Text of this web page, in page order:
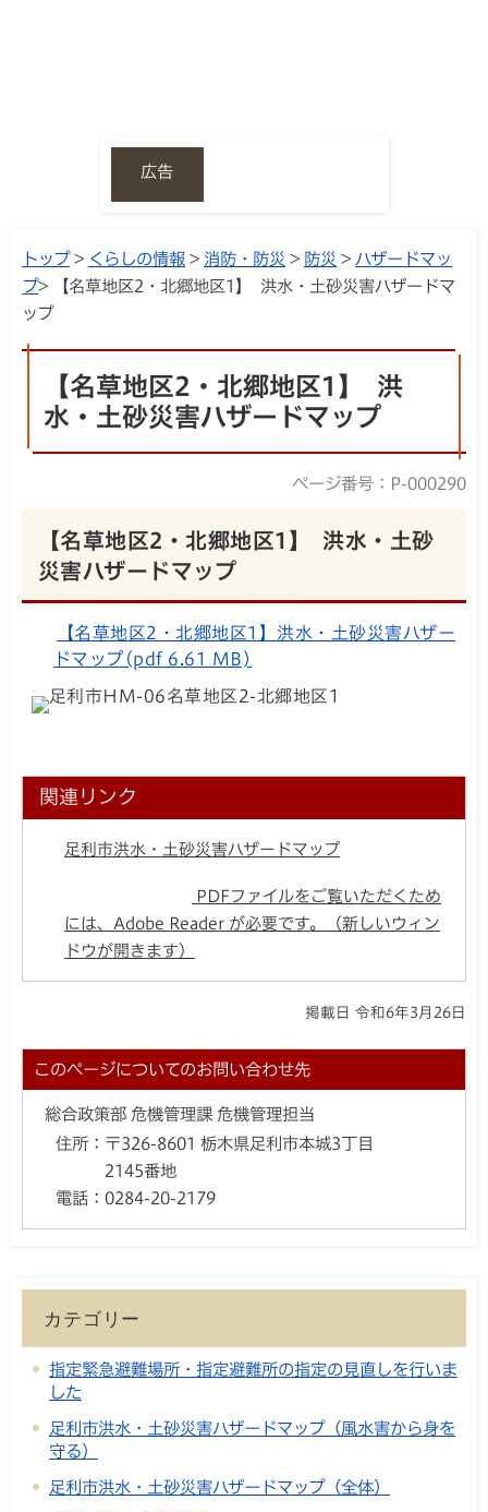
広告
トップ> くらしの情報 > 消防・防災 > 防災 > ハザードマッ
プ> 【名草地区2・北郷地区1】 洪水・土砂災害ハザードマ
ップ
【名草地区2・北郷地区1】 洪
水・土砂災害ハザードマップ
ページ番号：P-000290
【名草地区2・北郷地区1】 洪水・土砂
災害ハザードマップ
【名草地区2・北郷地区1】洪水・土砂災害ハザー
ドマップ(pdf 6.61 MB)
関連リンク
足利市洪水・土砂災害ハザードマップ
PDFファイルをご覧いただくため
には、Adobe Reader が必要です。（新しいウィン
ドウが開きます）
掲載日 令和6年3月26日
このページについてのお問い合わせ先
総合政策部 危機管理課 危機管理担当
住所： 〒326-8601 栃木県足利市本城3丁目
2145番地
電話： 0284-20-2179
カテゴリー
指定緊急避難場所・指定避難所の指定の見直しを行いま
した
足利市洪水・土砂災害ハザードマップ（風水害から身を
守る）
足利市洪水・土砂災害ハザードマップ（全体）